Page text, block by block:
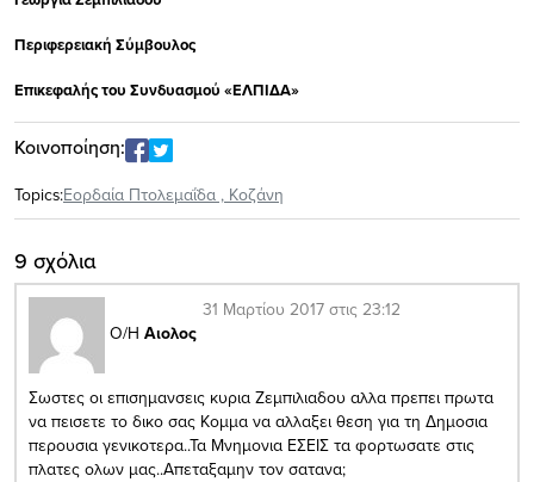
Περιφερειακή Σύμβουλος
Επικεφαλής του Συνδυασμού «ΕΛΠΙΔΑ»
Κοινοποίηση:
Topics:Εορδαία Πτολεμαΐδα , Κοζάνη
9 σχόλια
Ο/Η Αιολος
31 Μαρτίου 2017 στις 23:12
Σωστες οι επισημανσεις κυρια Ζεμπιλιαδου αλλα πρεπει πρωτα
να πεισετε το δικο σας Κομμα να αλλαξει θεση για τη Δημοσια
περουσια γενικοτερα..Τα Μνημονια ΕΣΕΙΣ τα φορτωσατε στις
πλατες ολων μας..Απεταξαμην τον σατανα;